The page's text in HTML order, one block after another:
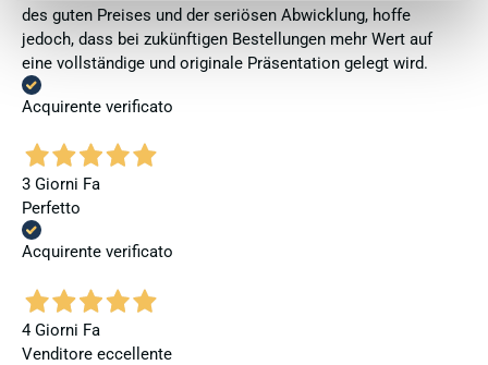
des guten Preises und der seriösen Abwicklung, hoffe
jedoch, dass bei zukünftigen Bestellungen mehr Wert auf
eine vollständige und originale Präsentation gelegt wird.
Acquirente verificato
3 Giorni Fa
Perfetto
Acquirente verificato
4 Giorni Fa
Venditore eccellente